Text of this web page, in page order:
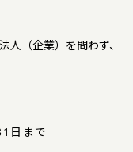
（企業）を問わず、
日まで